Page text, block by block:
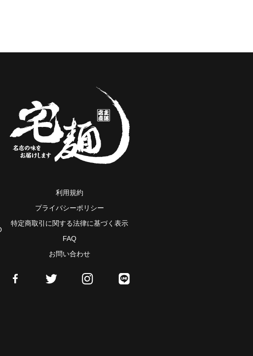
利用規約
プライバシーポリシー
特定商取引に関する法律に基づく表示
FAQ
お問い合わせ